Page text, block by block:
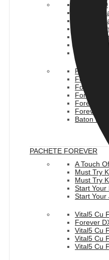
Pachet C9
F15
F15
F15
F15
F15
F15
Forever
Forever
Forever
Forever
Forever
Forever
Baton
PACHETE FOREVER
A Touch
Must Try
Must Try
Start Your
Start Your
Vital5 Cu
Forever
Vital5 Cu
Vital5 Cu
Vital5 Cu